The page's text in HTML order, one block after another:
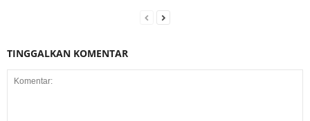
TINGGALKAN KOMENTAR